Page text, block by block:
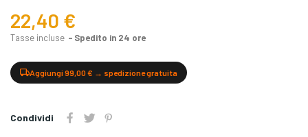
22,40 €
Tasse incluse Spedito in 24 ore
Aggiungi 99,00 € → spedizione gratuita
Condividi